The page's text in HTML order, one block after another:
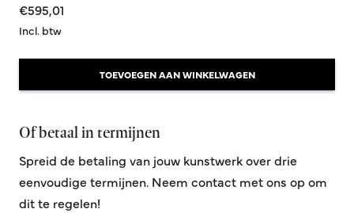
€595,01
Incl. btw
TOEVOEGEN AAN WINKELWAGEN
Of betaal in termijnen
Spreid de betaling van jouw kunstwerk over drie
eenvoudige termijnen. Neem contact met ons op om
dit te regelen!